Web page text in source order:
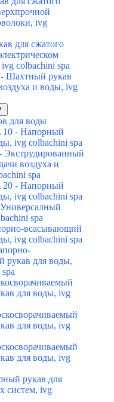
ivg
для сжатого
colbachini spa
- Шахтный рукав
и воды, ivg
для воды
- Напорный
ivg colbachini spa
Экструдированный
воздуха и
spa
- Напорный
ivg colbachini spa
spa
всасывающий
ivg colbachini spa
рукав для воды,
для воды, ivg
для воды, ivg
для воды, ivg
рукав для
систем, ivg